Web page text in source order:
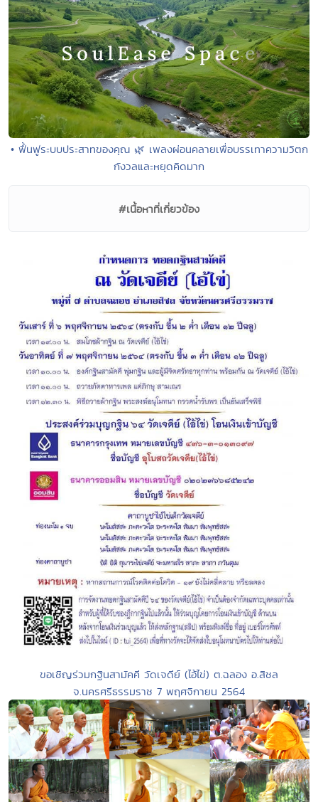
• ฟื้นฟูระบบประสาทของคุณ 🌿 เพลงผ่อนคลายเพื่อบรรเทาความวิตก
กังวลและหยุดคิดมาก
#เนื้อหาที่เกี่ยวข้อง
ขอเชิญร่วมกฐินสามัคคี วัดเจดีย์ (ไอ้ไข่) ต.ฉลอง อ.สิชล
จ.นครศรีธรรมราช 7 พฤศจิกายน 2564